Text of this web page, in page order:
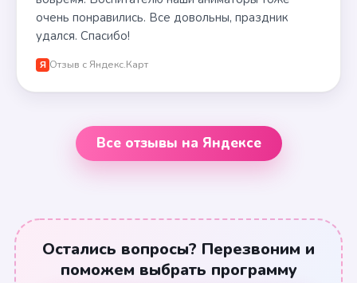
очень понравились. Все довольны, праздник
удался. Спасибо!
Я Отзыв с Яндекс.Карт
Все отзывы на Яндексе
Остались вопросы? Перезвоним и
поможем выбрать программу